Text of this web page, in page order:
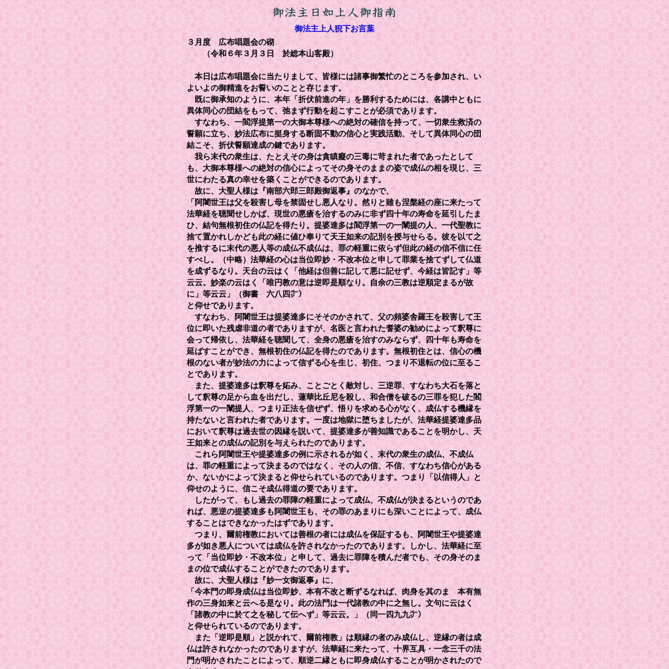
御法主上人猊下お言葉
３月度 広布唱題会の砌
（令和６年３月３日 於総本山客殿）
本日は広布唱題会に当たりまして、皆様には諸事御繁忙のところを参加され、い
よいよの御精進をお誓いのことと存じます。
既に御承知のように、本年「折伏前進の年」を勝利するためには、各講中ともに
異体同心の団結をもって、弛まず行動を起こすことが必須であります。
すなわち、一閻浮提第一の大御本尊様への絶対の確信を持って、一切衆生救済の
誓願に立ち、妙法広布に挺身する断固不動の信心と実践活動、そして異体同心の団
結こそ、折伏誓願達成の鍵であります。
我ら末代の衆生は、たとえその身は貪瞋癡の三毒に苛まれた者であったとして
も、大御本尊様への絶対の信心によってその身そのままの姿で成仏の相を現じ、三
世にわたる真の幸せを築くことができるのであります。
故に、大聖人様は『南部六郎三郎殿御返事』のなかで、
「阿闍世王は父を殺害し母を禁固せし悪人なり。然りと雖も涅槃経の座に来たって
法華経を聴聞せしかば、現世の悪瘡を治するのみに非ず四十年の寿命を延引したま
ひ、結句無根初住の仏記を得たり。提婆達多は閻浮第一の一闡提の人、一代聖教に
捨て置かれしかども此の経に値ひ奉りて天王如来の記別を授与せらる。彼を以て之
を推するに末代の悪人等の成仏不成仏は、罪の軽重に依らず但此の経の信不信に任
すべし。（中略）法華経の心は当位即妙・不改本位と申して罪業を捨てずして仏道
を成ずるなり。天台の云はく「他経は但善に記して悪に記せず、今経は皆記す」等
云云。妙楽の云はく「唯円教の意は逆即是順なり。自余の三教は逆順定まるが故
に」等云云」（御書 六八四㌻）
と仰せであります。
すなわち、阿闍世王は提婆達多にそそのかされて、父の頻婆舎羅王を殺害して王
位に即いた残虐非道の者でありますが、名医と言われた耆婆の勧めによって釈尊に
会って帰依し、法華経を聴聞して、全身の悪瘡を治すのみならず、四十年も寿命を
延ばすことができ、無根初住の仏記を得たのであります。無根初住とは、信心の機
根のない者が妙法の力によって信ずる心を生じ、初住、つまり不退転の位に至るこ
とであります。
また、提婆達多は釈尊を妬み、ことごとく敵対し、三逆罪、すなわち大石を落と
して釈尊の足から血を出だし、蓮華比丘尼を殺し、和合僧を破るの三罪を犯した閻
浮第一の一闡提人、つまり正法を信ぜず、悟りを求める心がなく、成仏する機縁を
持たないと言われた者であります。一度は地獄に堕ちましたが、法華経提婆達多品
において釈尊は過去世の因縁を説いて、提婆達多が善知識であることを明かし、天
王如来との成仏の記別を与えられたのであります。
これら阿闍世王や提婆達多の例に示されるが如く、末代の衆生の成仏、不成仏
は、罪の軽重によって決まるのではなく、その人の信、不信、すなわち信心がある
か、ないかによって決まると仰せられているのであります。つまり「以信得人」と
仰せのように、信こそ成仏得道の要であります。
したがって、もし過去の罪障の軽重によって成仏、不成仏が決まるというのであ
れば、悪逆の提婆達多も阿闍世王も、その罪のあまりにも深いことによって、成仏
することはできなかったはずであります。
つまり、爾前権教においては善根の者には成仏を保証するも、阿闍世王や提婆達
多が如き悪人については成仏を許されなかったのであります。しかし、法華経に至
って「当位即妙・不改本位」と申して、過去に罪障を積んだ者でも、その身そのま
まの位で成仏することができたのであります。
故に、大聖人様は『妙一女御返事』に、
「今本門の即身成仏は当位即妙、本有不改と断ずるなれば、肉身を其のまゝ本有無
作の三身如来と云へる是なり。此の法門は一代諸教の中に之無し。文句に云はく
「諸教の中に於て之を秘して伝へず」等云云。」（同一四九九㌻）
と仰せられているのであります。
また「逆即是順」と説かれて、爾前権教」は順縁の者のみ成仏し、逆縁の者は成
仏は許されなかったのでありますが、法華経に来たって、十界互具・一念三千の法
門が明かされたことによって、順逆二縁ともに即身成仏することが明かされたので